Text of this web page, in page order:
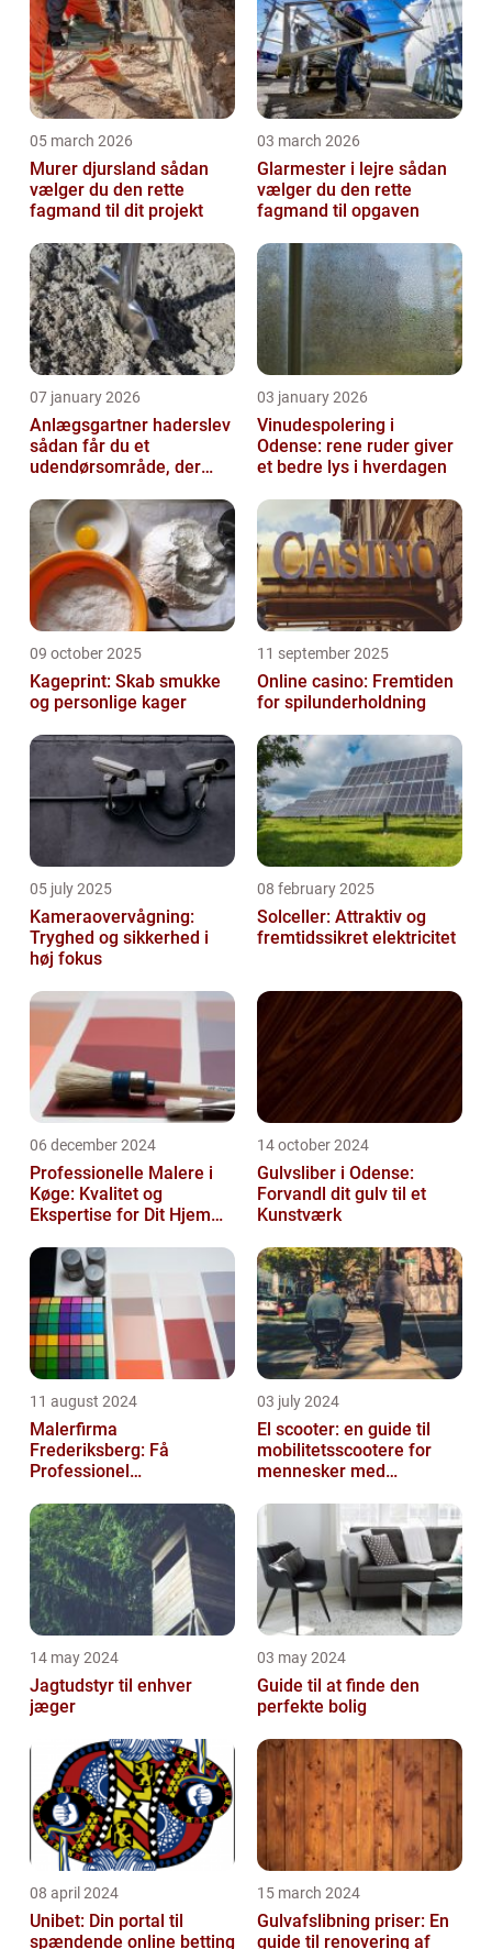
05 march 2026
Murer djursland sådan
vælger du den rette
fagmand til dit projekt
03 march 2026
Glarmester i lejre sådan
vælger du den rette
fagmand til opgaven
07 january 2026
Anlægsgartner haderslev
sådan får du et
udendørsområde, der
03 january 2026
Vinudespolering i
Odense: rene ruder giver
et bedre lys i hverdagen
09 october 2025
Kageprint: Skab smukke
og personlige kager
11 september 2025
Online casino: Fremtiden
for spilunderholdning
05 july 2025
Kameraovervågning:
Tryghed og sikkerhed i
høj fokus
08 february 2025
Solceller: Attraktiv og
fremtidssikret elektricitet
06 december 2024
Professionelle Malere i
Køge: Kvalitet og
Ekspertise for Dit Hjem
14 october 2024
Gulvsliber i Odense:
Forvandl dit gulv til et
Kunstværk
11 august 2024
Malerfirma
Frederiksberg: Få
Professionel
eller virksomhed
03 july 2024
El scooter: en guide til
mobilitetsscootere for
mennesker med
14 may 2024
Jagtudstyr til enhver
jæger
03 may 2024
Guide til at finde den
perfekte bolig
08 april 2024
Unibet: Din portal til
spændende online betting
15 march 2024
Gulvafslibning priser: En
guide til renovering af